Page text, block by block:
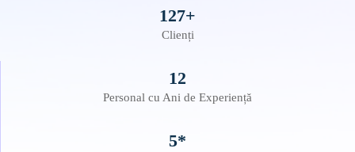
127+
Clienți
12
Personal cu Ani de Experiență
5*